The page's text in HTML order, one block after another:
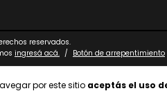
por este sitio aceptás el uso
reservados.
ingresá acá. / Botón de arrepentimiento